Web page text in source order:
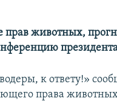
животных,
к ответу!»
права